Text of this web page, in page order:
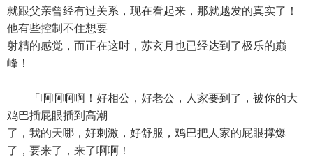
就跟父亲曾经有过关系，现在看起来，那就越发的真实了！
他有些控制不住想要
射精的感觉，而正在这时，苏玄月也已经达到了极乐的巅
峰！
「啊啊啊啊！好相公，好老公，人家要到了，被你的大
鸡巴插屁眼插到高潮
了，我的天哪，好刺激，好舒服，鸡巴把人家的屁眼撑爆
了，要来了，来了啊啊！